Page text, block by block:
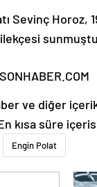
Sevinç Horoz,
ve diğer
kısa süre
Engin Polat